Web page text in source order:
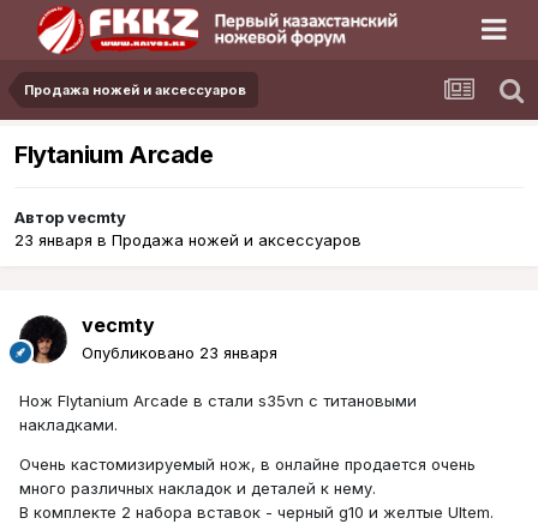
Продажа ножей и аксессуаров
Flytanium Arcade
Авторvecmty
23 января в Продажа ножей и аксессуаров
vecmty
Опубликовано 23 января
Нож Flytanium Arcade в стали s35vn c титановыми
накладками.
Очень кастомизируемый нож, в онлайне продается очень
много различных накладок и деталей к нему.
В комплекте 2 набора вставок - черный g10 и желтые Ultem.